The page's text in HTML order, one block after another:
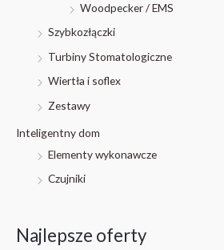
Woodpecker / EMS
Szybkozłączki
Turbiny Stomatologiczne
Wiertła i soflex
Zestawy
Inteligentny dom
Elementy wykonawcze
Czujniki
Najlepsze oferty